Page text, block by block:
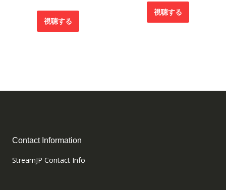
視聴する
視聴する
Contact Information
StreamJP Contact Info